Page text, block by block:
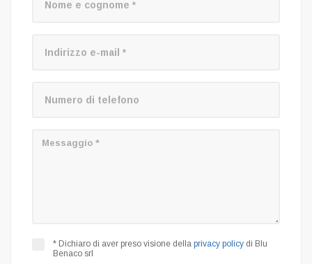
* Dichiaro di aver preso visione della privacy policy di Blu
Benaco srl